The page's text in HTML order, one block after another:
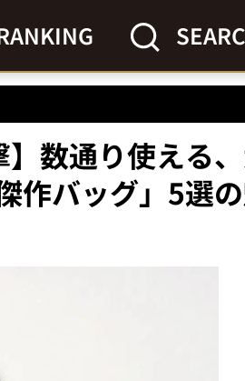
】数通り使える
作バッグ」5選